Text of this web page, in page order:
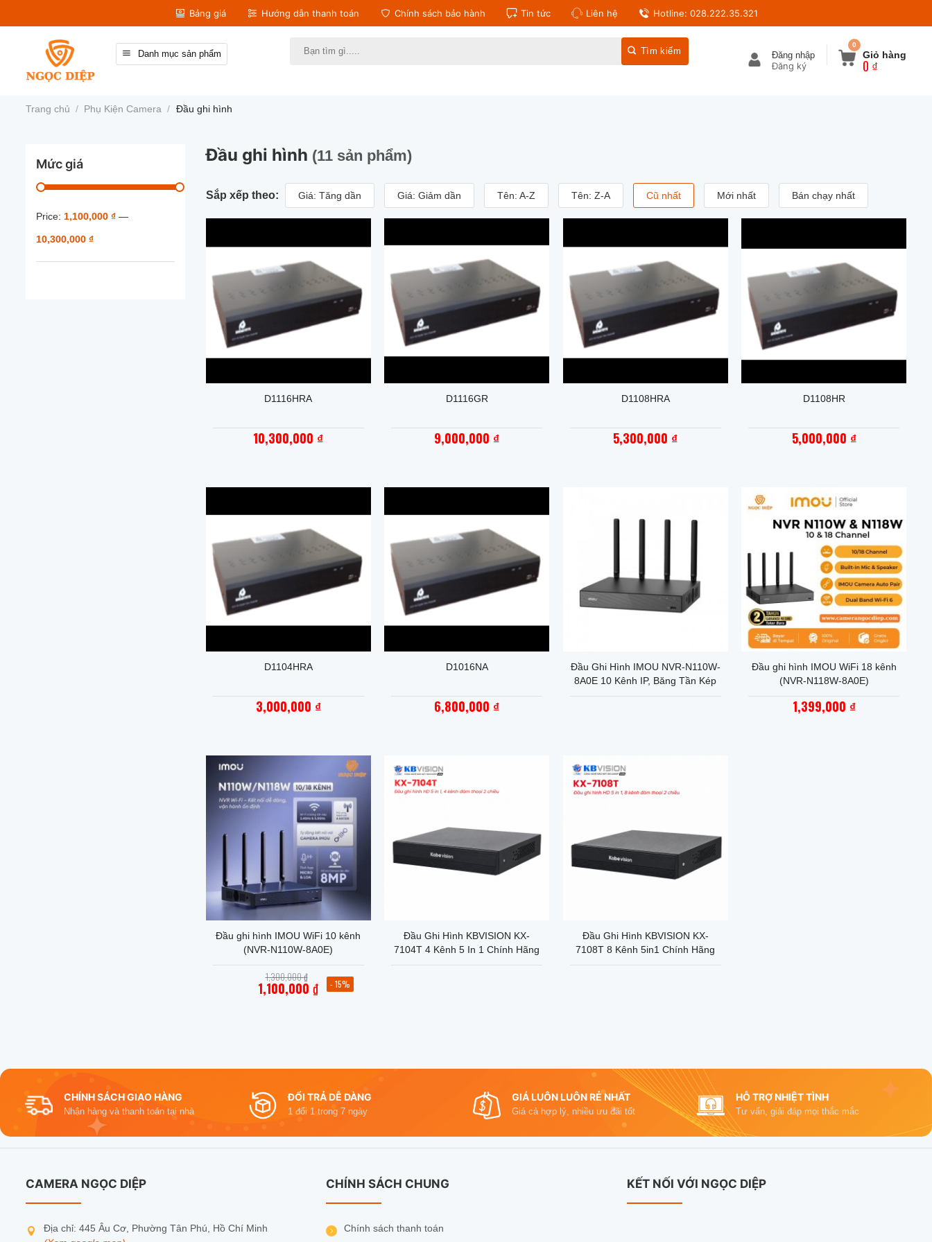
qua
Bảng giá Hướng dẫn thanh toán Chính sách bảo hành Tin tức Liên hệ Hotline: 028.222.35.321
Danh mục sản phẩm
kiếm:
Đăng nhập Giỏ hàng
0 ₫
0
Trang chủ / Phụ Kiện Camera / Đầu ghi hình
Mức giá
Price: 1,100,000 ₫ —
10,300,000 ₫
Đầu ghi hình (11 sản phẩm)
Sắp xếp theo: Giá: Tăng dần Giá: Giảm dần Tên: A-Z Tên: Z-A Cũ nhất Mới nhất Bán chạy nhất
D1116HRA
10,300,000 ₫
D1116GR
9,000,000 ₫
D1108HRA
5,300,000 ₫
D1108HR
5,000,000 ₫
D1104HRA
3,000,000 ₫
D1016NA
6,800,000 ₫
Đầu Ghi Hình IMOU NVR-N110W-
8A0E 10 Kênh IP, Băng Tần Kép
+
Đầu ghi hình IMOU WiFi 18 kênh
(NVR-N118W-8A0E)
1,399,000 ₫
Đầu ghi hình IMOU WiFi 10 kênh
(NVR-N110W-8A0E)
1,300,000₫
gốc
là:
1,100,000 ₫ - 15%
Đầu Ghi Hình KBVISION KX-
7104T 4 Kênh 5 In 1 Chính Hãng
Đầu Ghi Hình KBVISION KX-
7108T 8 Kênh 5in1 Chính Hãng
CHÍNH SÁCH GIAO HÀNG
Nhận hàng và thanh toán tại nhà
ĐỔI TRẢ DỄ DÀNG
1 đổi 1 trong 7 ngày
GIÁ LUÔN LUÔN RẺ NHẤT
Giá cả hợp lý, nhiều ưu đãi tốt
HỖ TRỢ NHIỆT TÌNH
Tư vấn, giải đáp mọi thắc mắc
CAMERA NGỌC DIỆP
Địa chỉ: 445 Âu Cơ, Phường Tân Phú, Hồ Chí Minh
CHÍNH SÁCH CHUNG
Chính sách thanh toán
KẾT NỐI VỚI NGỌC DIỆP